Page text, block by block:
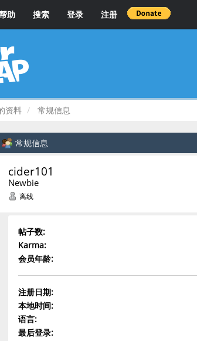
助 搜索 登录 注册
资料 常规信息
常规信息
cider101
Newbie
离线
帖子数:
Karma:
会员年龄:
注册日期:
本地时间:
语言:
最后登录: